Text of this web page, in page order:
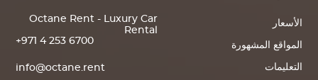
Octane Rent - Luxury Car
Rental
+971 4 253 6700
info@octane.rent
الأسعار
المواقع المشهورة
التعليمات